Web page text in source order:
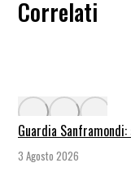
Correlati
Guardia
3 Agosto 2026